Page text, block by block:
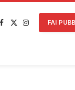
Facebook
X
Instagram
FAI